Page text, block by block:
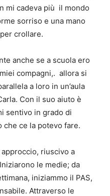
mi cadeva più il mondo
sorriso e una mano
crollare.
anche se a scuola ero
compagni,. allora si
a loro in un’aula
Con il suo aiuto è
sentivo in grado di
ce la potevo fare.
riuscivo a
le medie; da
iniziammo il PAS,
Attraverso le